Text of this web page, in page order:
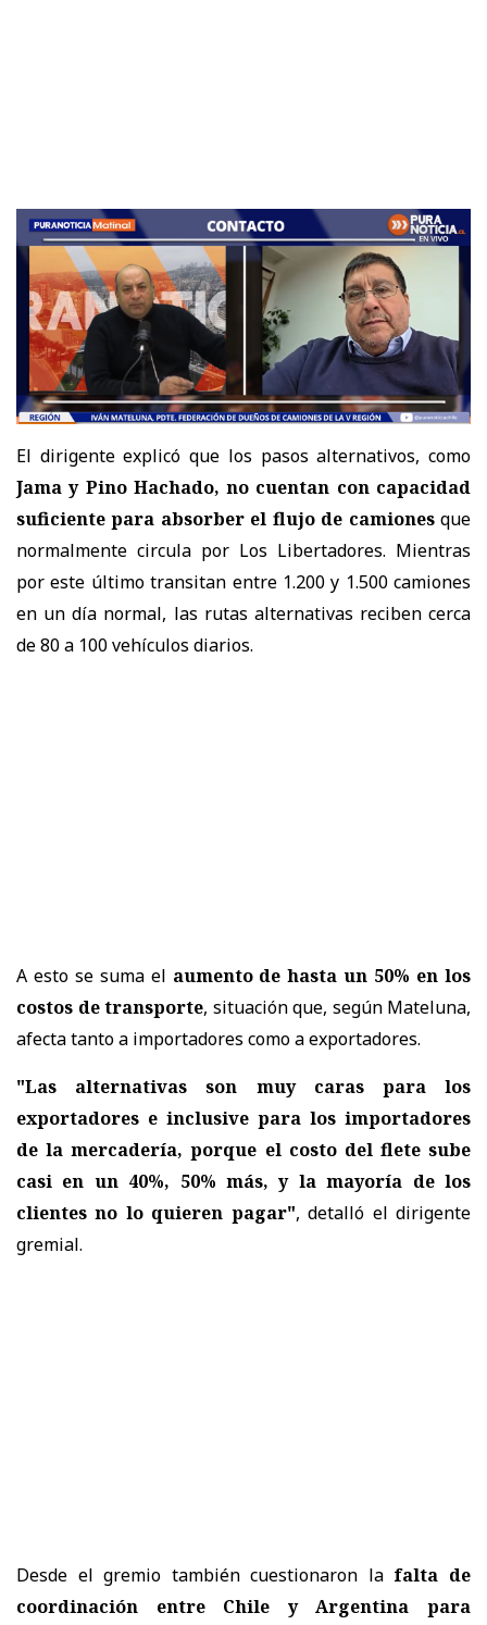
El dirigente explicó que los pasos alternativos, como
Jama y Pino Hachado, no cuentan con capacidad
suficiente para absorber el flujo de camionesque
normalmente circula por Los Libertadores. Mientras
por este último transitan entre 1.200 y 1.500 camiones
en un día normal, las rutas alternativas reciben cerca
de 80 a 100 vehículos diarios.
A esto se suma el aumento de hasta un 50% en los
costos de transporte, situación que, según Mateluna,
afecta tanto a importadores como a exportadores.
"Las alternativas son muy caras para los
exportadores e inclusive para los importadores
de la mercadería, porque el costo del flete sube
casi en un 40%, 50% más, y la mayoría de los
clientes no lo quieren pagar", detalló el dirigente
gremial.
Desde el gremio también cuestionaron la falta de
coordinación entre Chile y Argentina para